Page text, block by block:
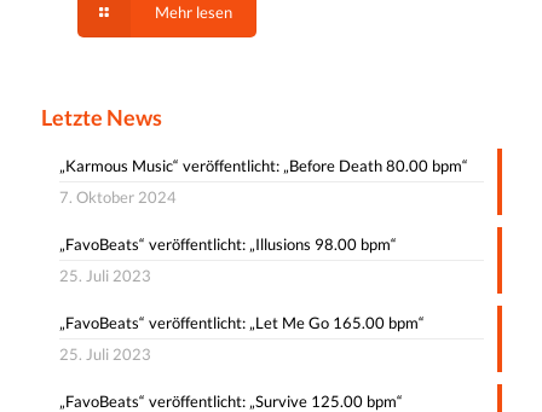
Mehr lesen
Letzte News
„Karmous Music“ veröffentlicht: „Before Death 80.00 bpm“
7. Oktober 2024
„FavoBeats“ veröffentlicht: „Illusions 98.00 bpm“
25. Juli 2023
„FavoBeats“ veröffentlicht: „Let Me Go 165.00 bpm“
25. Juli 2023
„FavoBeats“ veröffentlicht: „Survive 125.00 bpm“